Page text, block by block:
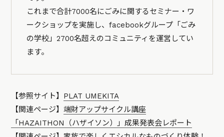
これまで合計7000名にごみに関するセミナー・ワ
ークショップを実施し、facebookグループ「ごみ
の学校」2700名超えのコミュニティを運営してい
ます。
【参照サイト】 PLAT UMEKITA
【関連ページ】端財アップサイクル講座
「HAZAITHON（ハザイソン）」成果発表会レポート